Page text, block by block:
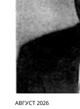
АВГУСТ 2026